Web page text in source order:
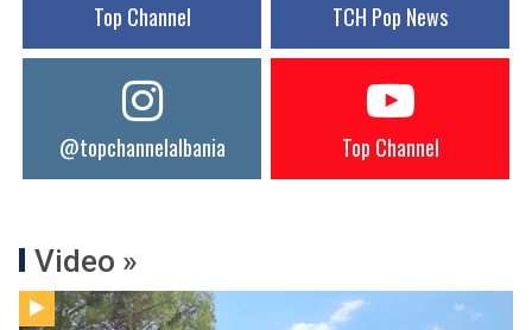
Top Channel TCH Pop News
@topchannelalbania Top Channel
Video »